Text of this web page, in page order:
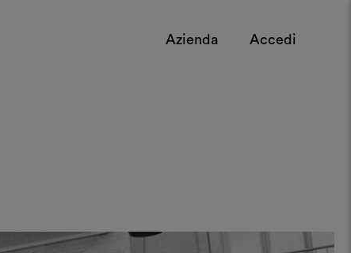
Azienda Accedi